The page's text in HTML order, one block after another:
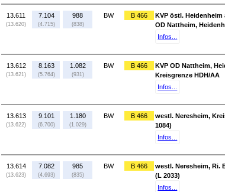
13.611
(13.620)
7.104
(4.715)
988
(838)
BW B 466
KVP östl. Heidenheim
OD Nattheim,
Infos...
13.612
(13.621)
8.163
(5.764)
1.082
(931)
BW B 466
KVP OD Nattheim,
Kreisgrenze HDH/AA
Infos...
13.613
(13.622)
9.101
(6.700)
1.180
(1.029)
BW B 466
westl. Neresheim,
1084)
Infos...
13.614
(13.623)
7.082
(4.693)
985
(835)
BW B 466
westl. Neresheim, Ri.
(L 2033)
Infos...